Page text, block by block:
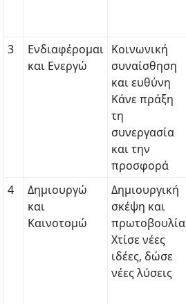
3
Ενδιαφέρομαι
και Ενεργώ
Κοινωνική
συναίσθηση
και ευθύνη
Κάνε πράξη
τη
συνεργασία
και την
προσφορά
4
Δημιουργώ
και
Καινοτομώ
Δημιουργική
σκέψη και
πρωτοβουλία
Χτίσε νέες
ιδέες, δώσε
νέες λύσεις